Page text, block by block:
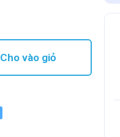
Cho vào giỏ